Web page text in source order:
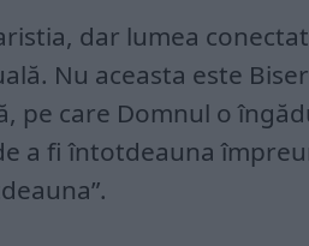
dar lumea
Nu aceasta este
pe care Domnul o
a fi întotdeauna